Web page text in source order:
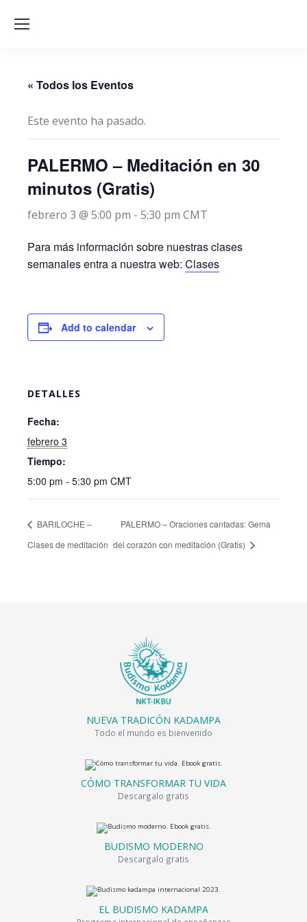
« Todos los Eventos
Este evento ha pasado.
PALERMO – Meditación en 30
minutos (Gratis)
febrero 3 @ 5:00 pm - 5:30 pm CMT
Para más información sobre nuestras clases
semanales entra a nuestra web: Clases
Add to calendar
DETALLES
Fecha:
febrero 3
Tiempo:
5:00 pm - 5:30 pm CMT
BARILOCHE –
Clases de meditación
PALERMO – Oraciones cantadas: Gema
del corazón con meditación (Gratis)
NUEVA TRADICÓN KADAMPA
Todo el mundo es bienvenido
CÓMO TRANSFORMAR TU VIDA
Descargalo gratis
BUDISMO MODERNO
Descargalo gratis
EL BUDISMO KADAMPA